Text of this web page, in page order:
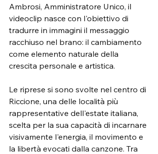
Ambrosi, Amministratore Unico, il
videoclip nasce con l'obiettivo di
tradurre in immagini il messaggio
racchiuso nel brano: il cambiamento
come elemento naturale della
crescita personale e artistica.
Le riprese si sono svolte nel centro di
Riccione, una delle località più
rappresentative dell'estate italiana,
scelta per la sua capacità di incarnare
visivamente l'energia, il movimento e
la libertà evocati dalla canzone. Tra